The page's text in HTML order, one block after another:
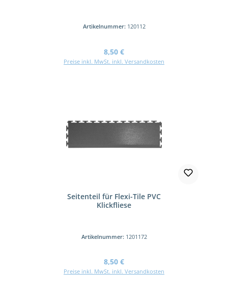
Artikelnummer: 120112
Regulärer Preis:
8,50 €
Preise inkl. MwSt. inkl. Versandkosten
Seitenteil für Flexi-Tile PVC
Klickfliese
Artikelnummer: 1201172
Regulärer Preis:
8,50 €
Preise inkl. MwSt. inkl. Versandkosten